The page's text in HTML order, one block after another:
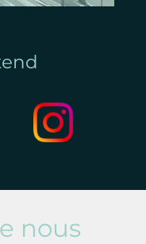
nous